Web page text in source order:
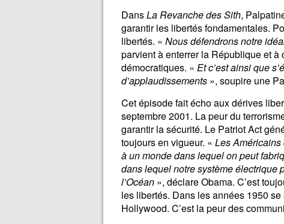
DansLa Revanche des Sith,
garantir les libertés fondamentales.
libertés. « Nous défendrons notre
parvient à enterrer la République et
démocratiques. « Et c’est ainsi que
d’applaudissements », soupire une
Cet épisode fait écho aux dérives
septembre 2001. La peur du
garantir la sécurité. Le Patriot Act
toujours en vigueur. « Les
à un monde dans lequel on peut
dans lequel notre système électrique
l’Océan », déclare Obama. C’est
les libertés. Dans les années 1950
Hollywood. C’est la peur des